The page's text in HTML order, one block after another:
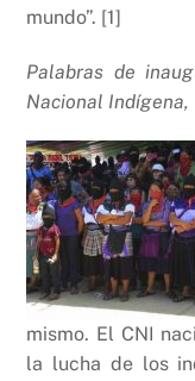
mundo”. [1]
Palabras de
Nacional Indígena,
mismo. El CNI
la lucha de los